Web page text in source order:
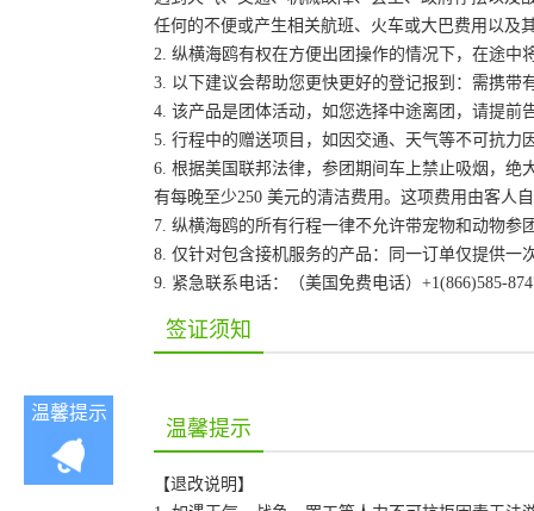
任何的不便或产生相关航班、火车或大巴费用以及
2. 纵横海鸥有权在方便出团操作的情况下，在途
3. 以下建议会帮助您更快更好的登记报到：需携
4. 该产品是团体活动，如您选择中途离团，请提
5. 行程中的赠送项目，如因交通、天气等不可抗
6. 根据美国联邦法律，参团期间车上禁止吸烟，
有每晚至少250 美元的清洁费用。这项费用由客人
7. 纵横海鸥的所有行程一律不允许带宠物和动物参
8. 仅针对包含接机服务的产品：同一订单仅提供
9. 紧急联系电话：（美国免费电话）+1(866)585-
签证须知
温馨提示
温馨提示
【退改说明】